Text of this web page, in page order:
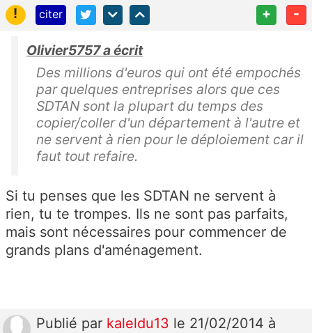
!
citer + -
Olivier5757 a écrit
Des millions d'euros qui ont été empochés
par quelques entreprises alors que ces
SDTAN sont la plupart du temps des
copier/coller d'un département à l'autre et
ne servent à rien pour le déploiement car il
faut tout refaire.
Si tu penses que les SDTAN ne servent à
rien, tu te trompes. Ils ne sont pas parfaits,
mais sont nécessaires pour commencer de
grands plans d'aménagement.
Publié par kaleldu13 le 21/02/2014 à